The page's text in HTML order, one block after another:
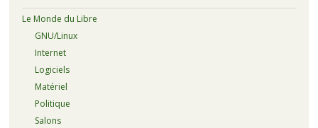
Le Monde du Libre
GNU/Linux
Internet
Logiciels
Matériel
Politique
Salons